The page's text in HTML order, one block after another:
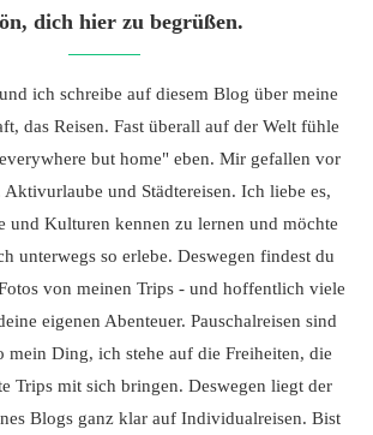
dich hier zu begrüßen.
ich schreibe auf diesem Blog über meine
das Reisen. Fast überall auf der Welt fühle
but home" eben. Mir gefallen vor
und Städtereisen. Ich liebe es,
und Kulturen kennen zu lernen und möchte
unterwegs so erlebe. Deswegen findest du
von meinen Trips - und hoffentlich viele
eigenen Abenteuer. Pauschalreisen sind
mein Ding, ich stehe auf die Freiheiten, die
Trips mit sich bringen. Deswegen liegt der
Blogs ganz klar auf Individualreisen. Bist